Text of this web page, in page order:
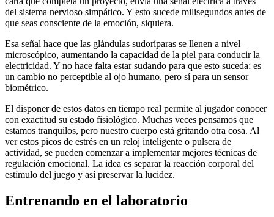
del sistema nervioso simpático. Y esto sucede milisegundos antes de
que seas consciente de la emoción, siquiera.
Esa señal hace que las glándulas sudoríparas se llenen a nivel
microscópico, aumentando la capacidad de la piel para conducir la
electricidad. Y no hace falta estar sudando para que esto suceda; es
un cambio no perceptible al ojo humano, pero sí para un sensor
biométrico.
El disponer de estos datos en tiempo real permite al jugador conocer
con exactitud su estado fisiológico. Muchas veces pensamos que
estamos tranquilos, pero nuestro cuerpo está gritando otra cosa. Al
ver estos picos de estrés en un reloj inteligente o pulsera de
actividad, se pueden comenzar a implementar mejores técnicas de
regulación emocional. La idea es separar la reacción corporal del
estímulo del juego y así preservar la lucidez.
Entrenando en el laboratorio